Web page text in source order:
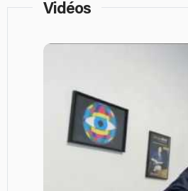
Vidéos